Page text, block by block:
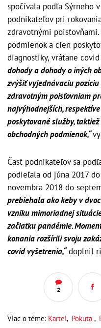
spočívala podľa Sýrneho
podnikateľov pri
zdravotnými poisťovňami.
podmienok a cien
diagnostiky, vrátane
dohody a dohody o iných
zvýšiť vyjednávaciu
zdravotným poisťovniam
najvýhodnejších,
poskytované služby,
obchodných podmienok,“
Časť podnikateľov sa
podieľala od júna 2017
novembra 2018 do
prebiehala ako keby v
vzniku mimoriadnej
začiatku pandémie.
konania rozšírili svoju
covid vyšetrenia,“doplnil
2
Viac o téme: Kartel, Pokuta ,